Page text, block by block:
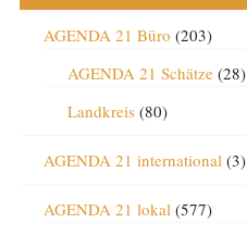
AGENDA 21 Büro (203)
AGENDA 21 Schätze(28)
Landkreis(80)
AGENDA 21 international(3)
AGENDA 21 lokal(577)